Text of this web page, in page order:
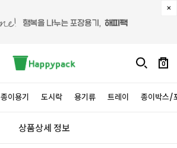
0
종이용기 도시락 용기류 트레이 종이박스/
상품상세 정보